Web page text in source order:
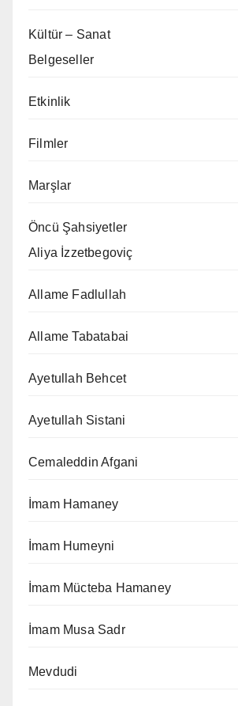
Kültür – Sanat
Belgeseller
Etkinlik
Filmler
Marşlar
Öncü Şahsiyetler
Aliya İzzetbegoviç
Allame Fadlullah
Allame Tabatabai
Ayetullah Behcet
Ayetullah Sistani
Cemaleddin Afgani
İmam Hamaney
İmam Humeyni
İmam Mücteba Hamaney
İmam Musa Sadr
Mevdudi